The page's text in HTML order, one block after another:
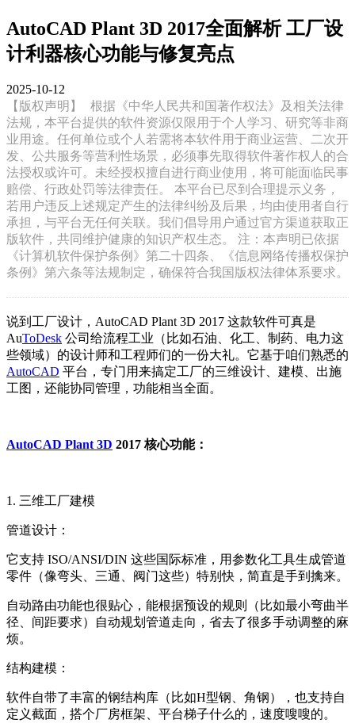
AutoCAD Plant 3D 2017全面解析 工厂设
计利器核心功能与修复亮点
2025-10-12
【版权声明】
根据《中华人民共和国著作权法》及相关法律
法规，本平台提供的软件资源仅限用于个人学习、研究等非商
业用途。任何单位或个人若需将本软件用于商业运营、二次开
发、公共服务等营利性场景，必须事先取得软件著作权人的合
法授权或许可。未经授权擅自进行商业使用，将可能面临民事
赔偿、行政处罚等法律责任。 本平台已尽到合理提示义务，
若用户违反上述规定产生的法律纠纷及后果，均由使用者自行
承担，与平台无任何关联。我们倡导用户通过官方渠道获取正
版软件，共同维护健康的知识产权生态。 注：本声明已依据
《计算机软件保护条例》第二十四条、《信息网络传播权保护
条例》第六条等法规制定，确保符合我国版权法律体系要求。
说到工厂设计，AutoCAD Plant 3D 2017 这款软件可真是
AuToDesk 公司给流程工业（比如石油、化工、制药、电力这
些领域）的设计师和工程师们的一份大礼。它基于咱们熟悉的
AutoCAD 平台，专门用来搞定工厂的三维设计、建模、出施
工图，还能协同管理，功能相当全面。
AutoCAD Plant 3D 2017 核心功能：
1. 三维工厂建模
管道设计：
它支持 ISO/ANSI/DIN 这些国际标准，用参数化工具生成管道
零件（像弯头、三通、阀门这些）特别快，简直是手到擒来。
自动路由功能也很贴心，能根据预设的规则（比如最小弯曲半
径、间距要求）自动规划管道走向，省去了很多手动调整的麻
烦。
结构建模：
软件自带了丰富的钢结构库（比如H型钢、角钢），也支持自
定义截面，搭个厂房框架、平台梯子什么的，速度嗖嗖的。